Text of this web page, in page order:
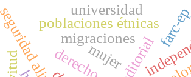
editorial
migraciones
poblaciones étnicasfarc-
mujer
universidad